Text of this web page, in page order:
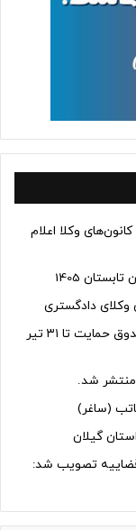
زمان قطعی و رسمی برگزاری آزمون وکالت 1405 کانون‌های وکلا اعلام
1405
خبر مهم برای وکلا: مهلت پرداخت حق بیمه صندوق حمایت تا ۳۱ تیر
منتشر شد.
(ساغر)
گیلان
قضاییه تصویب شد: